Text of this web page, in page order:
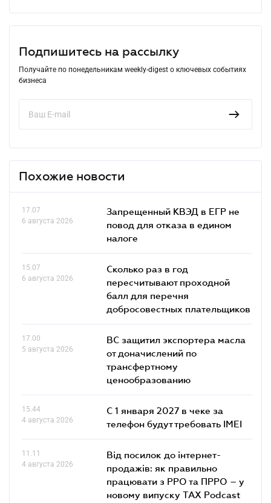
Подпишитесь на рассылку
Получайте по понедельникам weekly-digest о ключевых событиях
бизнеса
Похожие новости
17.07
6 августа 2026
Запрещенный КВЭД в ЕГР не
повод для отказа в едином
налоге
15.07
6 августа 2026
Сколько раз в год
пересчитывают проходной
балл для перечня
добросовестных плательщиков
17.00
5 августа 2026
ВС защитил экспортера масла
от доначислений по
трансфертному
ценообразованию
15.44
4 августа 2026
С 1 января 2027 в чеке за
телефон будут требовать IMEI
11.11
4 августа 2026
Від посилок до інтернет-
продажів: як правильно
працювати з РРО та ПРРО – у
новому випуску TAX Podcast